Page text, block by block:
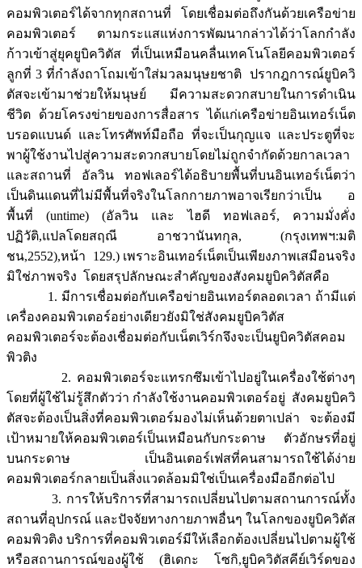
คอมพิวเตอร์ได้จากทุกสถานที่ โดยเชื่อมต่อถึงกันด้วยเครือข่าย
คอมพิวเตอร์ ตามกระแสแห่งการพัฒนากล่าวได้ว่าโลกกำลัง
ก้าวเข้าสู่ยุคยูบิควิตัส ที่เป็นเหมือนคลื่นเทคโนโลยีคอมพิวเตอร์
ลูกที่ 3 ที่กำลังถาโถมเข้าใส่มวลมนุษยชาติ ปรากฎการณ์ยูบิควิ
ตัสจะเข้ามาช่วยให้มนุษย์ มีความสะดวกสบายในการดำเนิน
ชีวิต ด้วยโครงข่ายของการสื่อสาร ได้แก่เครือข่ายอินเทอร์เน็ต
บรอดแบนด์ และโทรศัพท์มือถือ ที่จะเป็นกุญแจ และประตูที่จะ
พาผู้ใช้งานไปสู่ความสะดวกสบายโดยไม่ถูกจำกัดด้วยกาลเวลา
และสถานที่ อัลวิน ทอฟเลอร์ได้อธิบายพื้นที่บนอินเทอร์เน็ตว่า
เป็นดินแดนที่ไม่มีพื้นที่จริงในโลกกายภาพอาจเรียกว่าเป็น อ
พื้นที่ (untime) (อัลวิน และ ไฮดี ทอฟเลอร์, ความมั่งคั่ง
ปฏิวัติ,แปลโดยสฤณี อาชวานันทกุล, (กรุงเทพฯ:มติ
ชน,2552),หน้า 129.) เพราะอินเทอร์เน็ตเป็นเพียงภาพเสมือนจริง
มิใช่ภาพจริง โดยสรุปลักษณะสำคัญของสังคมยูบิควิตัสคือ
1. มีการเชื่อมต่อกับเครือข่ายอินเทอร์ตลอดเวลา ถ้ามีแต่
เครื่องคอมพิวเตอร์อย่างเดียวยังมิใช่สังคมยูบิควิตัส
คอมพิวเตอร์จะต้องเชื่อมต่อกับเน็ตเวิร์กจึงจะเป็นยูบิควิตัสคอม
พิวติง
2. คอมพิวเตอร์จะแทรกซึมเข้าไปอยู่ในเครื่องใช้ต่างๆ
โดยที่ผู้ใช้ไม่รู้สึกตัวว่า กำลังใช้งานคอมพิวเตอร์อยู่ สังคมยูบิควิ
ตัสจะต้องเป็นสิ่งที่คอมพิวเตอร์มองไม่เห็นด้วยตาเปล่า จะต้องมี
เป้าหมายให้คอมพิวเตอร์เป็นเหมือนกับกระดาษ ตัวอักษรที่อยู่
บนกระดาษ เป็นอินเตอร์เฟสที่คนสามารถใช้ได้ง่าย
คอมพิวเตอร์กลายเป็นสิ่งแวดล้อมมิใช่เป็นเครื่องมืออีกต่อไป
3. การให้บริการที่สามารถเปลี่ยนไปตามสถานการณ์ทั้ง
สถานที่อุปกรณ์ และปัจจัยทางกายภาพอื่นๆ ในโลกของยูบิควิตัส
คอมพิวติง บริการที่คอมพิวเตอร์มีให้เลือกต้องเปลี่ยนไปตามผู้ใช้
หรือสถานการณ์ของผู้ใช้ (ฮิเดกะ โซกิ,ยูบิควิตัสคีย์เวิร์ดของ